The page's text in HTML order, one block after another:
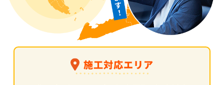
施工対応エリア